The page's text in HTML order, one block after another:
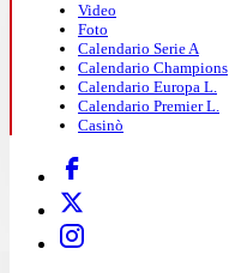
Video
Foto
Calendario Serie A
Calendario Champions
Calendario Europa L.
Calendario Premier L.
Casinò